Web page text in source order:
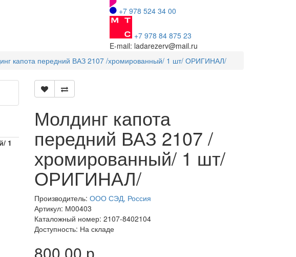
+7 978 524 34 00
+7 978 84 875 23
E-mail: ladarezerv@mail.ru
капота передний ВАЗ 2107 /хромированный/ 1 шт/ ОРИГИНАЛ/
1
Молдинг капота
передний ВАЗ 2107 /
хромированный/ 1 шт/
ОРИГИНАЛ/
Производитель:ООО СЭД, Россия
Артикул: М00403
Каталожный номер: 2107-8402104
Доступность: На складе